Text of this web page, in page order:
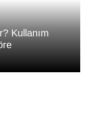
Kullanım